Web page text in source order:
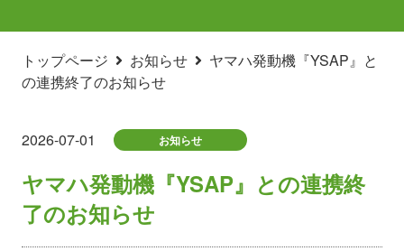
トップページ お知らせ
ヤマハ発動機『YSAP』と
の連携終了のお知らせ
ヤマハ発動機『YSAP』との連携終
了のお知らせ
2026-07-01 お知らせ